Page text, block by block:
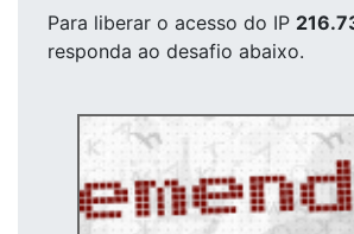
Para liberar o acesso do IP
responda ao desafio abaixo.